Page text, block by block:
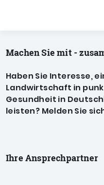
Machen Sie mit -
Haben Sie Interesse,
Landwirtschaft in
Gesundheit in
leisten? Melden Sie
Ihre Ansprechpartner